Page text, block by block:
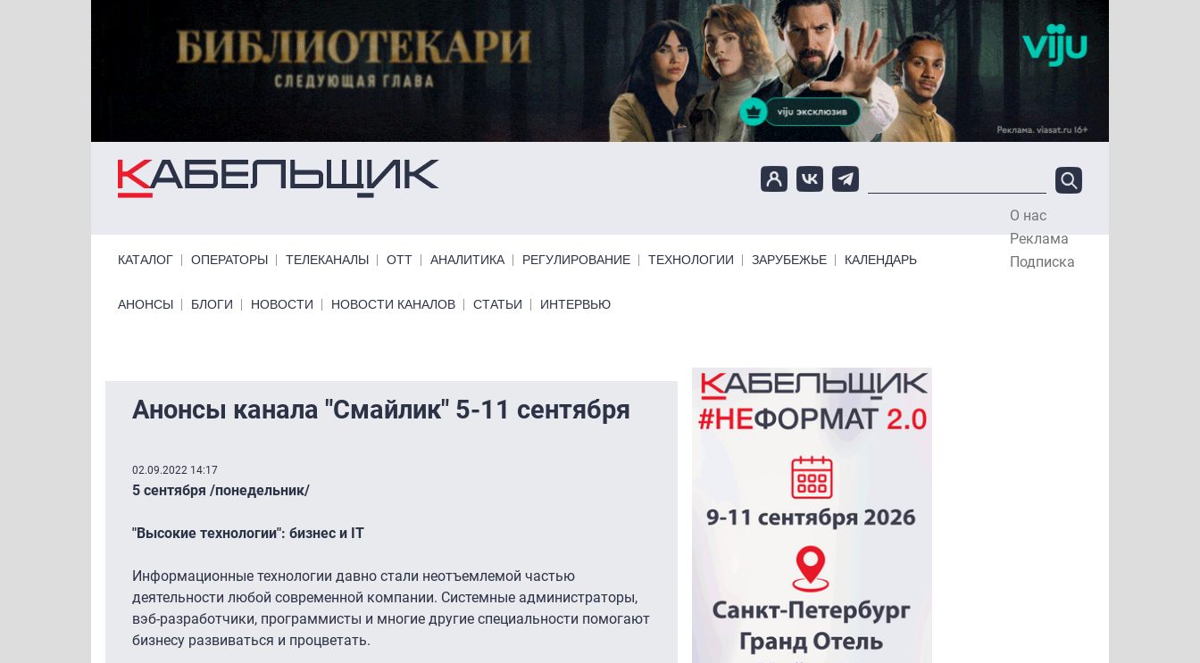
О нас
Реклама
Подписка
КАТАЛОГ ОПЕРАТОРЫ ТЕЛЕКАНАЛЫ ОТТ АНАЛИТИКА РЕГУЛИРОВАНИЕ ТЕХНОЛОГИИ ЗАРУБЕЖЬЕ КАЛЕНДАРЬ
Primary links bottom
АНОНСЫ БЛОГИ НОВОСТИ НОВОСТИ КАНАЛОВ СТАТЬИ ИНТЕРВЬЮ
Анонсы канала "Смайлик" 5-11 сентября
02.09.2022 14:17
5 сентября /понедельник/
"Высокие технологии": бизнес и IT
Информационные технологии давно стали неотъемлемой частью
деятельности любой современной компании. Системные администраторы,
вэб-разработчики, программисты и многие другие специальности помогают
бизнесу развиваться и процветать.